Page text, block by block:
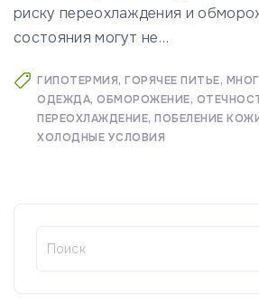
риску переохлаждения и
состояния могут не…
ГИПОТЕРМИЯ ГОРЯЧЕЕ ПИТЬЕ
ОДЕЖДА ОБМОРОЖЕНИЕ
ПЕРЕОХЛАЖДЕНИЕ ПОБЕЛЕНИЕ
ХОЛОДНЫЕ УСЛОВИЯ